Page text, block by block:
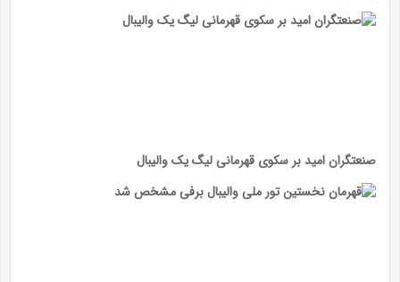
صنعتگران امید بر سکوی قهرمانی لیگ یک والیبال